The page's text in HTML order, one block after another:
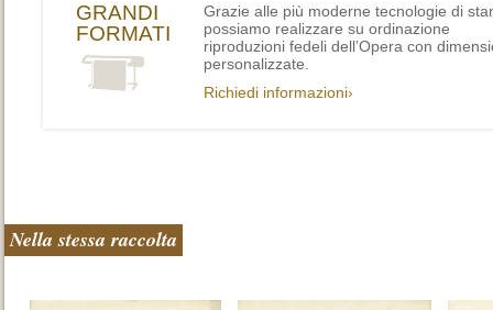
GRANDI
FORMATI
Grazie alle più moderne tecnologie di
possiamo realizzare su ordinazione
riproduzioni fedeli dell’Opera con
personalizzate.
Richiedi informazioni›
Nella stessa raccolta